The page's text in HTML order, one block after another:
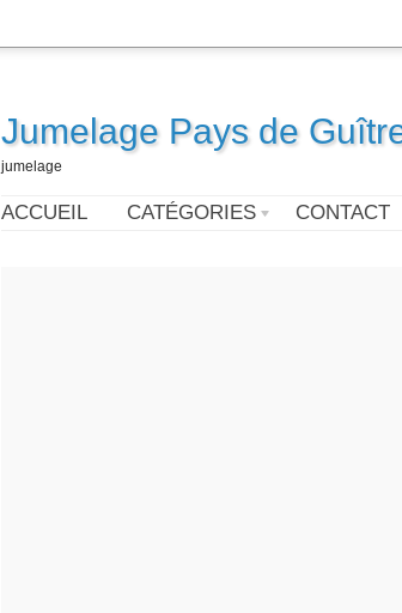
Jumelage Pays de
jumelage
ACCUEIL CATÉGORIES CONTACT